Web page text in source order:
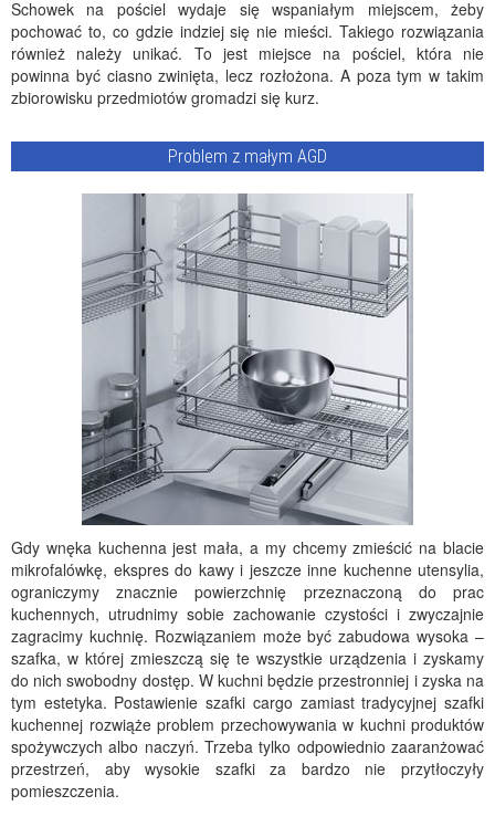
Schowek na pościel wydaje się wspaniałym miejscem, żeby
pochować to, co gdzie indziej się nie mieści. Takiego rozwiązania
również należy unikać. To jest miejsce na pościel, która nie
powinna być ciasno zwinięta, lecz rozłożona. A poza tym w takim
zbiorowisku przedmiotów gromadzi się kurz.
Problem z małym AGD
Gdy wnęka kuchenna jest mała, a my chcemy zmieścić na blacie
mikrofalówkę, ekspres do kawy i jeszcze inne kuchenne utensylia,
ograniczymy znacznie powierzchnię przeznaczoną do prac
kuchennych, utrudnimy sobie zachowanie czystości i zwyczajnie
zagracimy kuchnię. Rozwiązaniem może być zabudowa wysoka –
szafka, w której zmieszczą się te wszystkie urządzenia i zyskamy
do nich swobodny dostęp. W kuchni będzie przestronniej i zyska na
tym estetyka. Postawienie szafki cargo zamiast tradycyjnej szafki
kuchennej rozwiąże problem przechowywania w kuchni produktów
spożywczych albo naczyń. Trzeba tylko odpowiednio zaaranżować
przestrzeń, aby wysokie szafki za bardzo nie przytłoczyły
pomieszczenia.